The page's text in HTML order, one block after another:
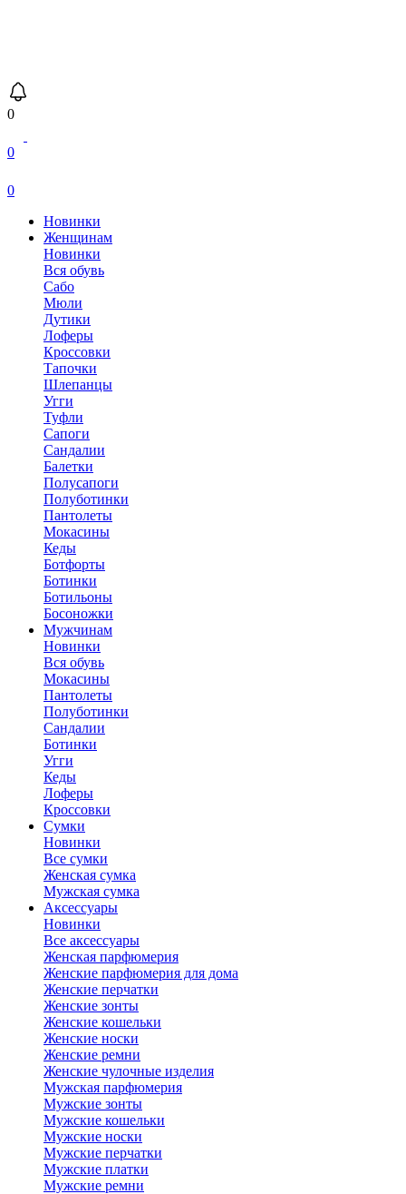
0
0
0
Новинки
Женщинам
Новинки
Вся обувь
Сабо
Мюли
Дутики
Лоферы
Кроссовки
Тапочки
Шлепанцы
Угги
Туфли
Сапоги
Сандалии
Балетки
Полусапоги
Полуботинки
Пантолеты
Мокасины
Кеды
Ботфорты
Ботинки
Ботильоны
Босоножки
Мужчинам
Новинки
Вся обувь
Мокасины
Пантолеты
Полуботинки
Сандалии
Ботинки
Угги
Кеды
Лоферы
Кроссовки
Сумки
Новинки
Все сумки
Женская сумка
Мужская сумка
Аксессуары
Новинки
Все аксессуары
Женская парфюмерия
Женские парфюмерия для дома
Женские перчатки
Женские зонты
Женские кошельки
Женские носки
Женские ремни
Женские чулочные изделия
Мужская парфюмерия
Мужские зонты
Мужские кошельки
Мужские носки
Мужские перчатки
Мужские платки
Мужские ремни